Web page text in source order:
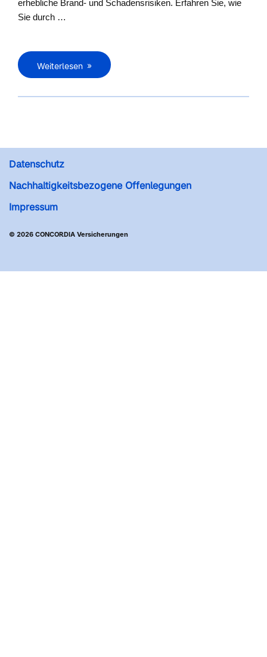
erhebliche Brand- und Schadensrisiken. Erfahren Sie, wie
Sie durch …
Weiterlesen
Datenschutz
Nachhaltigkeitsbezogene Offenlegungen
Impressum
© 2026 CONCORDIA Versicherungen